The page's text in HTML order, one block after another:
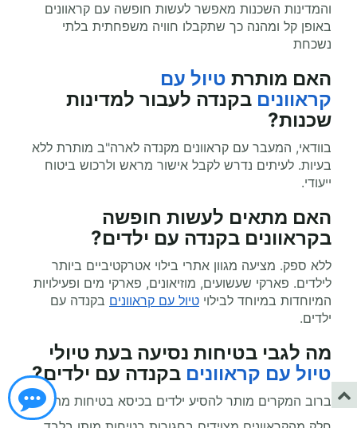
והמדינות השכנות מאפשר לעשות חופשה עם קראוונים
באופן קל ומהנה כך שתקבלו חוויה משפחתית בלתי
נשכחת
האם מותרת טיול עם
קראוונים בקנדה לעבור למדינות
שכנות?
בוודאי, המעבר עם קראוונים מקנדה לארה"ב מותרת ללא
בעיות. לעיתים נדרש לקבל אישור מראש ולרכוש ביטוח
ייעודי.
האם מתאים לעשות חופשה
בקראוונים בקנדה עם ילדים?
ללא ספק. מציעה מגוון אתרי בילוי אטרקטיביים ביותר
לילדים. פארקי שעשועים, מוזיאונים, פארקי מים ופעילויות
המיוחדות במיוחד לבילוי טיול עם קראוונים בקנדה עם
ילדים.
מה לגבי בטיחות נסיעה בעת טיולי
טיול עם קראוונים בקנדה עם ילדים?
ברוב המקרים מותר להסיע ילדים בכיסא בטיחות מתאים.